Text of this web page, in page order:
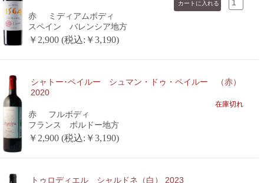
赤
ミディアムボディ
スペイン バレンシア地方
￥2,900 (税込:￥3,190)
シャトー･ペイルー シュマン・ドゥ・ペイルー （赤）
2020
在庫切れ
赤
フルボディ
フランス ボルドー地方
￥2,900 (税込:￥3,190)
トゥロディエル シャルドネ（白） 2023